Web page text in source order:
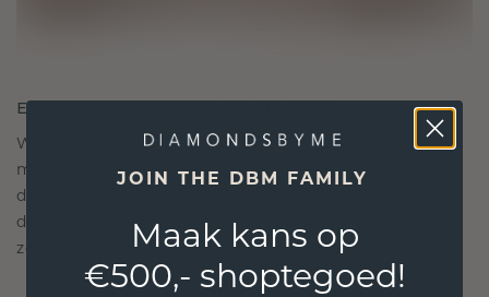
ETHISCH EN MEESTERLIJK GEMAAKT
We gebruiken alleen de beste, milieuvriendelijke
materialen en lab-grown diamanten. Onze
deskundige goudsmeden combineren
duurzaamheid met ongeëvenaard vakmanschap,
zodat je sieraden zowel ethisch als prachtig zijn.
JOIN THE DBM FAMILY
Maak kans op
€500,- shoptegoed!